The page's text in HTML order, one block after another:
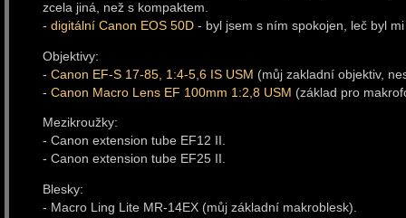
zcela jiná, než s kompaktem.
- digitální Canon EOS 50D - byl jsem s ním spokojen, leč byl
Objektivy:
- Canon EF-S 17-85, 1:4-5,6 IS USM (můj zakladní objektiv,
- Canon Macro Lens EF 100mm 1:2,8 USM (základ pro
Mezikroužky:
- Canon extension tube EF12 II.
- Canon extension tube EF25 II.
Blesky:
- Macro Ling Lite MR-14EX (můj základní makroblesk).